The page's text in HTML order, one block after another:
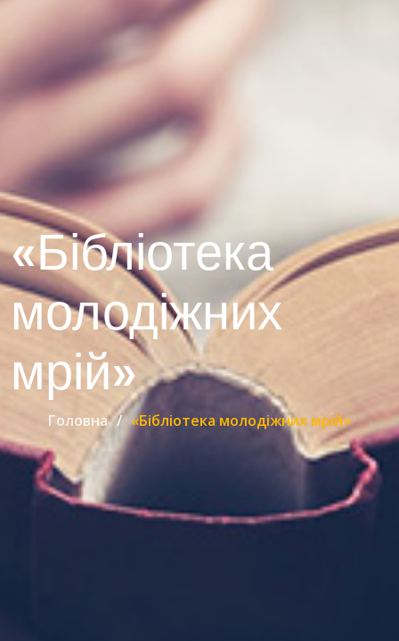
«Бібліотека
молодіжних
мрій»
Головна «Бібліотека молодіжних мрій»